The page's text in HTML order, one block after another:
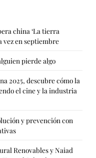
china ‘La tierra
vez en septiembre
pierde algo
2025, descubre cómo la
el cine y la industria
y prevención con
Renovables y Naiad